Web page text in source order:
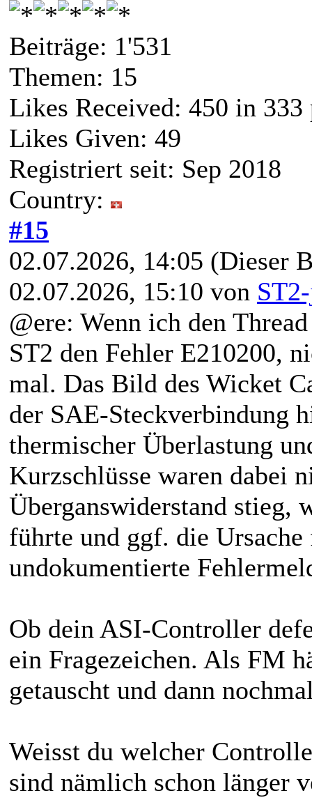
Beiträge: 1'531
Themen: 15
Likes Received: 450 in 333
Likes Given: 49
Registriert seit: Sep 2018
Country:
#15
02.07.2026, 14:05 (Dieser
02.07.2026, 15:10 von
@ere: Wenn ich den
ST2 den Fehler E210200,
mal. Das Bild des Wicket
der SAE-Steckverbindung
thermischer Überlastung
Kurzschlüsse waren dabei
Überganswiderstand stieg,
führte und ggf. die
undokumentierte
Ob dein ASI-Controller
ein Fragezeichen. Als FM
getauscht und dann
Weisst du welcher
sind nämlich schon länger